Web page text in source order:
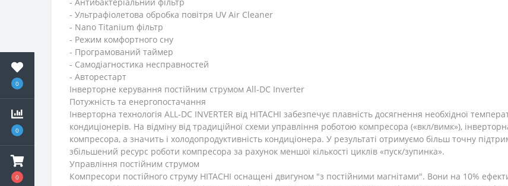
0
0
0
- Ультрафіолетова обробка повітря UV Air Cleaner
- Nano Titanium фільтр
- Режим комфортного сну
- Програмований таймер
- Самодіагностика несправностей
- Авторестарт
Інверторне керування постійним струмом All-DC Inverter
Потужність та енергопостачання
Інверторна технологія ALL-DC INVERTER від HITACHI забезпечує плавність досягнення необхідної
кондиціонерів. На відміну від традиційної схеми управління роботою компресора («вкл/вимк»),
компресора, а значить і холодопродуктивність кондиціонера. У результаті отримуємо більш точну
збільшений ресурс роботи компресора за рахунок меншої кількості циклів «пуск/зупинка».
Управління постійним струмом
Компресори постійного струму HITACHI оснащені двигуном "з постійними магнітами". Вони на 10%